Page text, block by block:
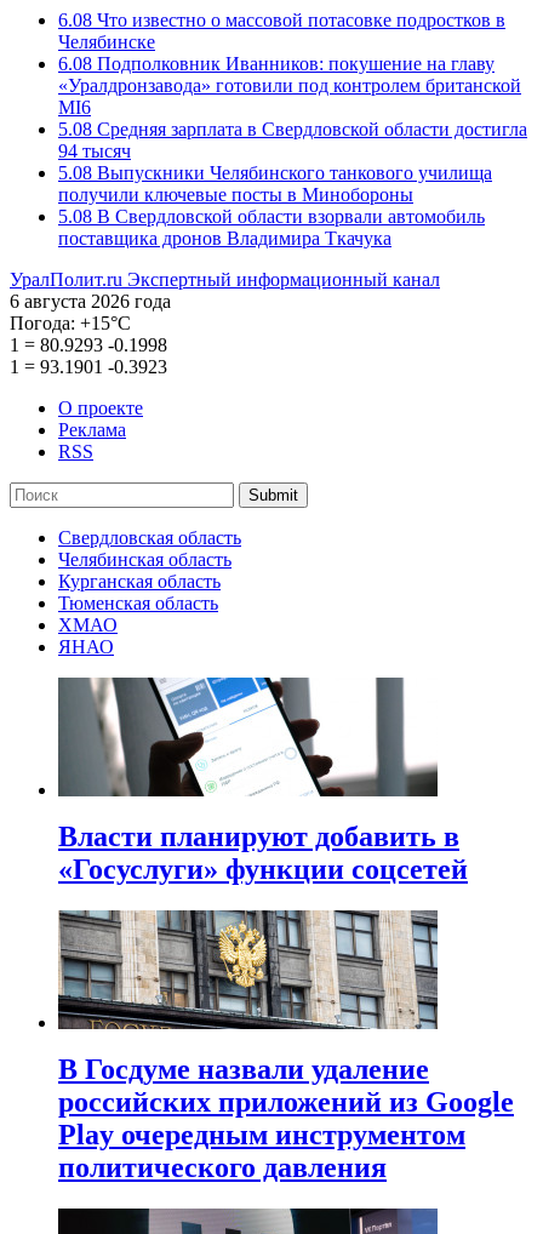
6.08 Что известно о массовой потасовке подростков в
Челябинске
6.08 Подполковник Иванников: покушение на главу
«Уралдронзавода» готовили под контролем британской
MI6
5.08 Средняя зарплата в Свердловской области достигла
94 тысяч
5.08 Выпускники Челябинского танкового училища
получили ключевые посты в Минобороны
5.08 В Свердловской области взорвали автомобиль
поставщика дронов Владимира Ткачука
УралПолит.ru Экспертный информационный канал
6 августа 2026 года
Погода: +15°С
1 = 80.9293 -0.1998
1 = 93.1901 -0.3923
О проекте
Реклама
RSS
Submit
Свердловская область
Челябинская область
Курганская область
Тюменская область
ХМАО
ЯНАО
Власти планируют добавить в
«Госуслуги» функции соцсетей
В Госдуме назвали удаление
российских приложений из Google
Play очередным инструментом
политического давления